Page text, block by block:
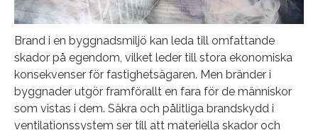
Brand i en byggnadsmiljö kan leda till omfattande
skador på egendom, vilket leder till stora ekonomiska
konsekvenser för fastighetsägaren. Men bränder i
byggnader utgör framförallt en fara för de människor
som vistas i dem. Säkra och pålitliga brandskydd i
ventilationssystem ser till att materiella skador och